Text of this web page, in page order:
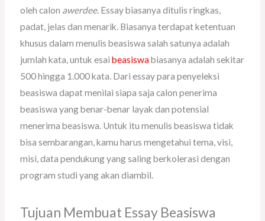
oleh calon awerdee. Essay biasanya ditulis ringkas,
padat, jelas dan menarik. Biasanya terdapat ketentuan
khusus dalam menulis beasiswa salah satunya adalah
jumlah kata, untuk esai beasiswabiasanya adalah sekitar
500 hingga 1.000 kata. Dari essay para penyeleksi
beasiswa dapat menilai siapa saja calon penerima
beasiswa yang benar-benar layak dan potensial
menerima beasiswa. Untuk itu menulis beasiswa tidak
bisa sembarangan, kamu harus mengetahui tema, visi,
misi, data pendukung yang saling berkolerasi dengan
program studi yang akan diambil.
Tujuan Membuat Essay Beasiswa